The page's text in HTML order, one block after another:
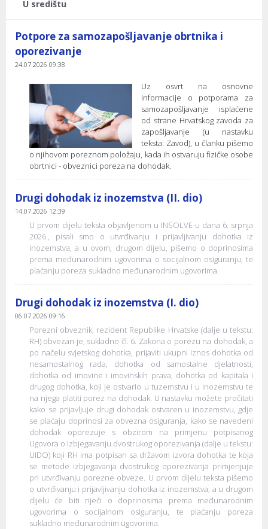
U središtu
Potpore za samozapošljavanje obrtnika i
oporezivanje
24.07.2026 09:38
Uz osvrt na osnovne
informacije o potporama za
samozapošljavanje isplaćene
od strane Hrvatskog zavoda za
zapošljavanje (u nastavku
teksta: Zavod), u članku pišemo
o njihovom poreznom položaju, kada ih ostvaruju fizičke osobe
obrtnici - obveznici poreza na dohodak.
Drugi dohodak iz inozemstva (II. dio)
14.07.2026 12:39
U prvom dijelu teksta objavljenom u INSOLVE-u dana 6. srpnja
2026., pisali smo o utvrđivanju i prijavljivanju dohotka iz
inozemstva, a u ovom, drugom dijelu, pišemo o doprinosima
prema međunarodnim ugovorima o socijalnom osiguranju, te
plaćanju poreza sukladno međunarodnim ugovorima.
Drugi dohodak iz inozemstva (I. dio)
06.07.2026 09:16
Porezni obveznik, rezident Republike Hrvatske (dalje u tekstu:
RH) obvezan je, sukladno čl. 6. Zakona o porezu na dohodak, a
po načelu svjetskog dohotka, prijaviti ukupni iznos dohotka od
nesamostalnog rada, dohotka od samostalne djelatnosti,
dohotka od imovine i imovinskih prava, dohotka od kapitala i
drugog dohotka, koji je ostvario u tuzemstvu i u inozemstvu te
na njega platiti porez na dohodak. U nastavku možete pročitati
kako se prijavljuje drugi dohodak ostvaren u inozemstvu, gdje
se plaćaju doprinosi za obvezna osiguranja, kako se navedeni
dohodak oporezuje s obzirom na primjenu potpisanog
Ugovora o izbjegavanju dvostrukog oporezivanja (dalje u tekstu:
UIDO) koji RH ima potpisan sa državom izvora dohotka te koja
se metode izbjegavanja dvostrukog oporezivanja primjenjuje
pri utvrđivanju porezne obveze. U prvom dijelu teksta pišemo
o utvrđivanju i prijavljivanju dohotka iz inozemstva, a u drugom
dijelu će biti riječi o doprinosima prema međunarodnim
ugovorima o socijalnom osiguranju, te plaćanju poreza
sukladno međunarodnim ugovorima.